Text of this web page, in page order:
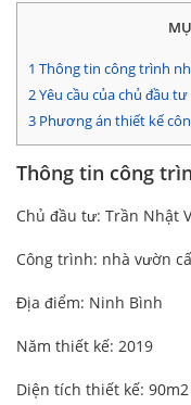
1 Thông tin công trình
2Yêu cầu của chủ đầu
3 Phương án thiết kế
Thông tin công
Chủ đầu tư: Trần Nhật
Công trình: nhà vườn
Địa điểm: Ninh Bình
Năm thiết kế: 2019
Diện tích thiết kế: 90m2